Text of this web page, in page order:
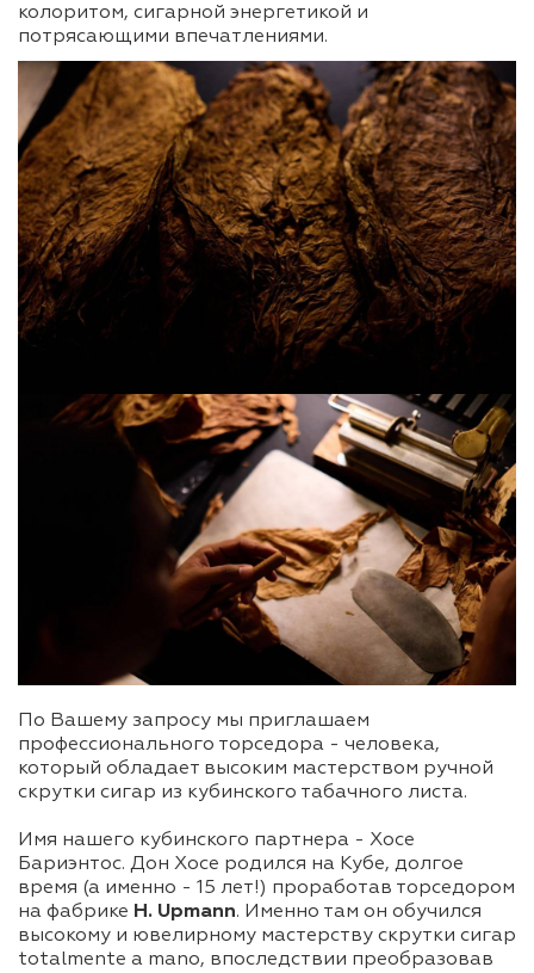
колоритом, сигарной энергетикой и
потрясающими впечатлениями.
По Вашему запросу мы приглашаем
профессионального торседора - человека,
который обладает высоким мастерством ручной
скрутки сигар из кубинского табачного листа.
Имя нашего кубинского партнера - Хосе
Бариэнтос. Дон Хосе родился на Кубе, долгое
время (а именно - 15 лет!) проработав торседором
на фабрике H. Upmann. Именно там он обучился
высокому и ювелирному мастерству скрутки сигар
totalmente a mano, впоследствии преобразовав